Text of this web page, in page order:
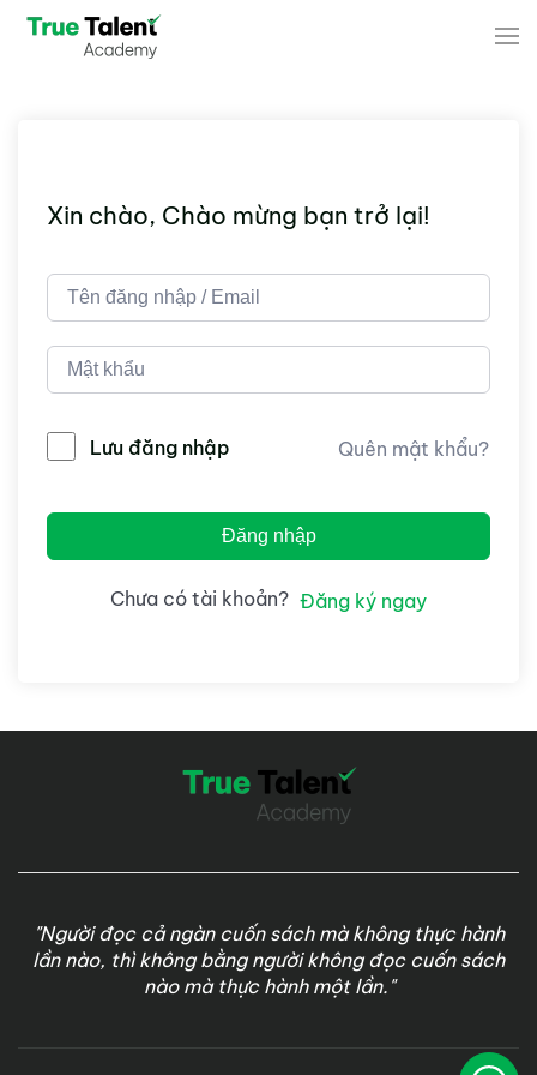
Xin chào, Chào mừng bạn trở lại!
Lưu đăng nhập Quên mật khẩu?
Đăng nhập
Chưa có tài khoản? Đăng ký ngay
"Người đọc cả ngàn cuốn sách mà không thực hành
lần nào, thì không bằng người không đọc cuốn sách
nào mà thực hành một lần."